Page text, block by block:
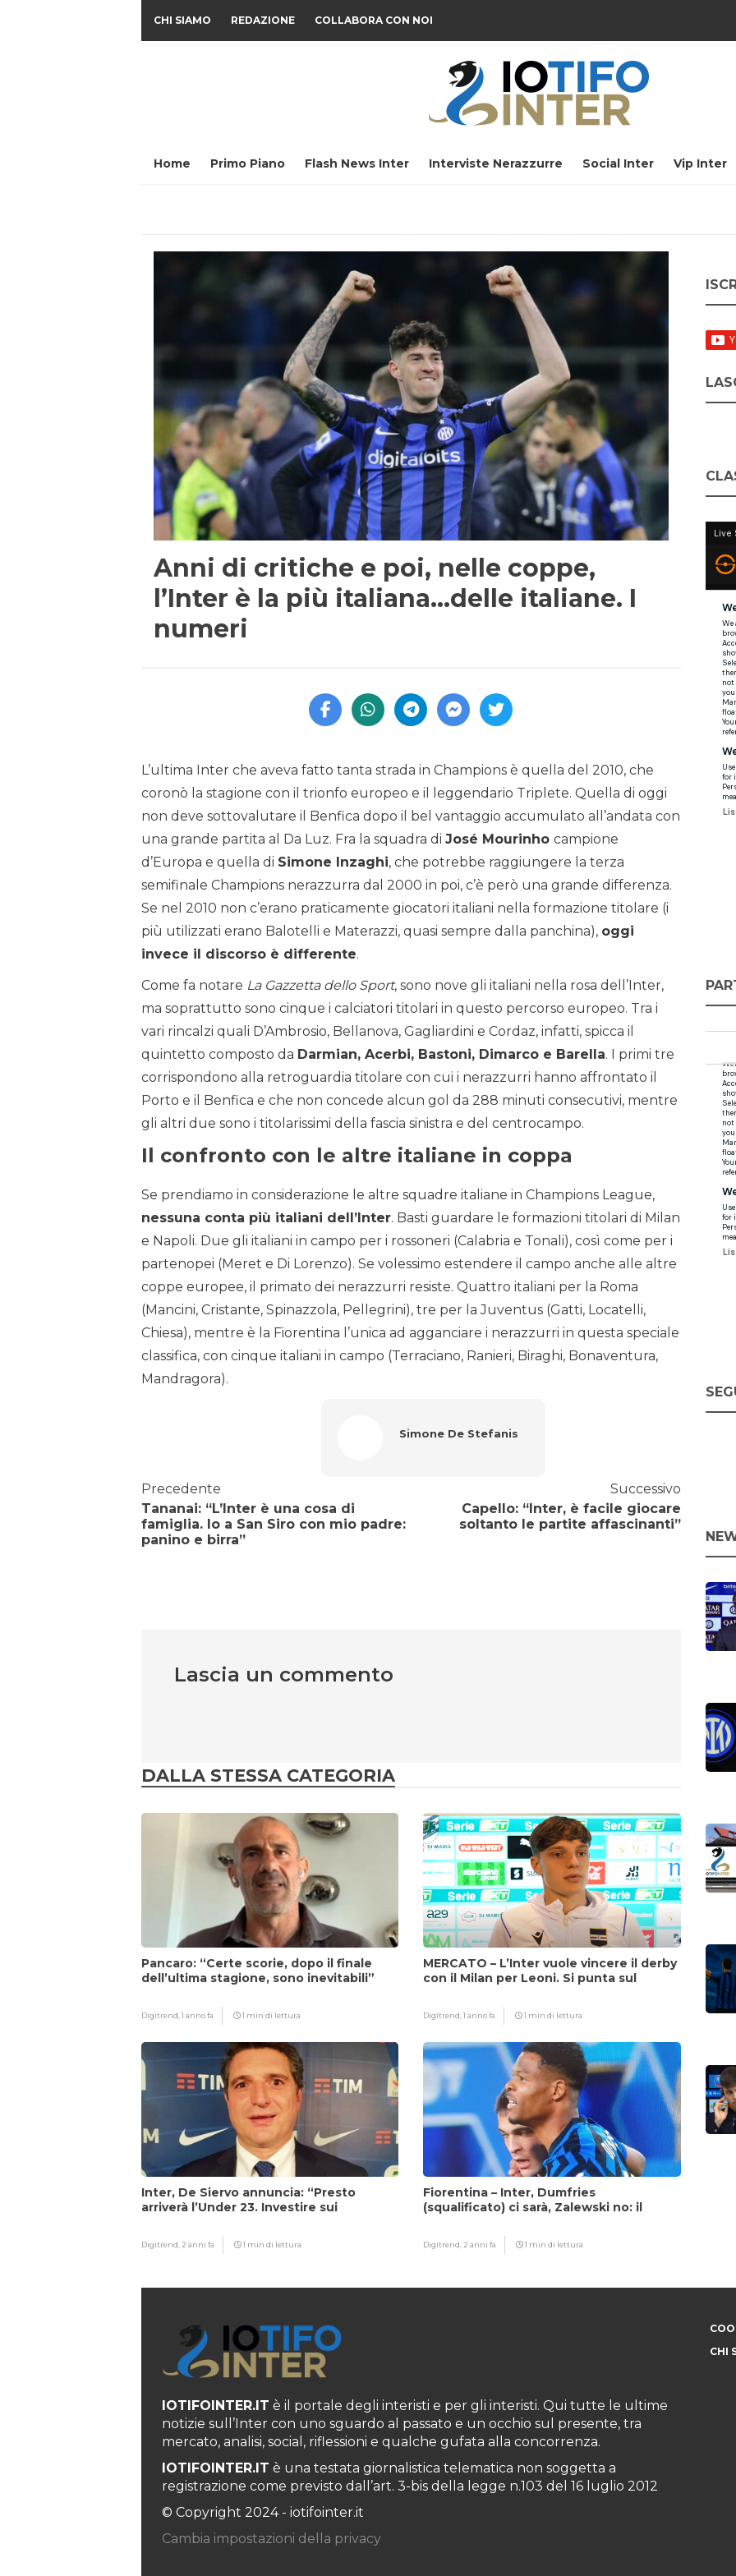
CHI SIAMO REDAZIONE COLLABORA CON NOI
Home Primo Piano Flash News Inter Interviste Nerazzurre Social Inter Vip Inter
Anni di critiche e poi, nelle coppe,
l’Inter è la più italiana…delle italiane. I
numeri
L’ultima Inter che aveva fatto tanta strada in Champions è quella del 2010, che
coronò la stagione con il trionfo europeo e il leggendario Triplete. Quella di oggi
non deve sottovalutare il Benfica dopo il bel vantaggio accumulato all’andata con
una grande partita al Da Luz. Fra la squadra di José Mourinho campione
d’Europa e quella di Simone Inzaghi, che potrebbe raggiungere la terza
semifinale Champions nerazzurra dal 2000 in poi, c’è però una grande differenza.
Se nel 2010 non c’erano praticamente giocatori italiani nella formazione titolare (i
più utilizzati erano Balotelli e Materazzi, quasi sempre dalla panchina), oggi
invece il discorso è differente.
Come fa notare La Gazzetta dello Sport, sono nove gli italiani nella rosa dell’Inter,
ma soprattutto sono cinque i calciatori titolari in questo percorso europeo. Tra i
vari rincalzi quali D’Ambrosio, Bellanova, Gagliardini e Cordaz, infatti, spicca il
quintetto composto da Darmian, Acerbi, Bastoni, Dimarco e Barella. I primi tre
corrispondono alla retroguardia titolare con cui i nerazzurri hanno affrontato il
Porto e il Benfica e che non concede alcun gol da 288 minuti consecutivi, mentre
gli altri due sono i titolarissimi della fascia sinistra e del centrocampo.
Il confronto con le altre italiane in coppa
Se prendiamo in considerazione le altre squadre italiane in Champions League,
nessuna conta più italiani dell’Inter. Basti guardare le formazioni titolari di Milan
e Napoli. Due gli italiani in campo per i rossoneri (Calabria e Tonali), così come per i
partenopei (Meret e Di Lorenzo). Se volessimo estendere il campo anche alle altre
coppe europee, il primato dei nerazzurri resiste. Quattro italiani per la Roma
(Mancini, Cristante, Spinazzola, Pellegrini), tre per la Juventus (Gatti, Locatelli,
Chiesa), mentre è la Fiorentina l’unica ad agganciare i nerazzurri in questa speciale
classifica, con cinque italiani in campo (Terraciano, Ranieri, Biraghi, Bonaventura,
Mandragora).
Simone De Stefanis
Precedente
Tananai: “L’Inter è una cosa di
famiglia. Io a San Siro con mio padre:
panino e birra”
Successivo
Capello: “Inter, è facile giocare
soltanto le partite affascinanti”
Lascia un commento
DALLA STESSA CATEGORIA
Pancaro: “Certe scorie, dopo il finale
dell’ultima stagione, sono inevitabili”
Digitrend,1 anno fa 1 min di lettura
MERCATO – L’Inter vuole vincere il derby
con il Milan per Leoni. Si punta sul
Digitrend,1 anno fa 1 min di lettura
Inter, De Siervo annuncia: “Presto
arriverà l’Under 23. Investire sui
Digitrend,2 anni fa 1 min di lettura
Fiorentina – Inter, Dumfries
(squalificato) ci sarà, Zalewski no: il
Digitrend,2 anni fa 1 min di lettura
IOTIFOINTER.IT è il portale degli interisti e per gli interisti. Qui tutte le ultime
notizie sull’Inter con uno sguardo al passato e un occhio sul presente, tra
mercato, analisi, social, riflessioni e qualche gufata alla concorrenza.
IOTIFOINTER.IT è una testata giornalistica telematica non soggetta a
registrazione come previsto dall’art. 3-bis della legge n.103 del 16 luglio 2012
© Copyright 2024 - iotifointer.it
Cambia impostazioni della privacy
CHI